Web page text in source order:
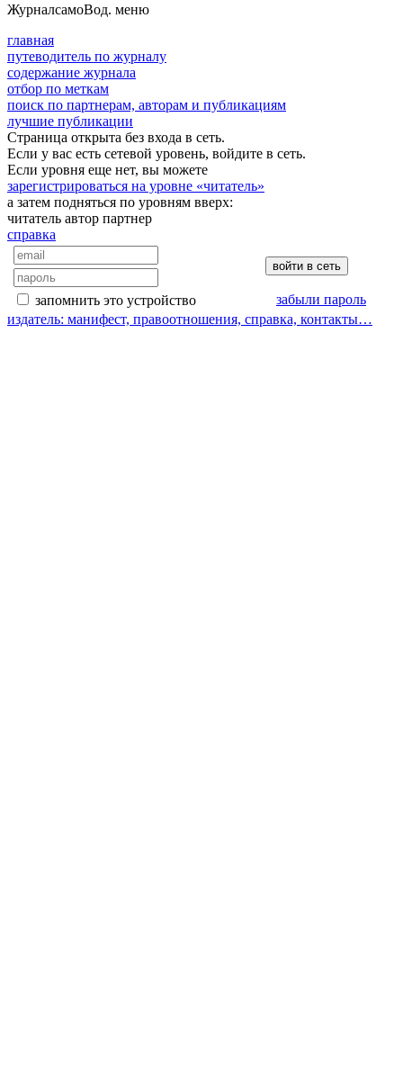
ЖурналсамоВод. меню
главная
путеводитель по журналу
содержание журнала
отбор по меткам
поиск по партнерам, авторам и публикациям
лучшие публикации
Страница открыта без входа в сеть.
Если у вас есть сетевой уровень, войдите в сеть.
Если уровня еще нет, вы можете
зарегистрироваться на уровне «читатель»
а затем подняться по уровням вверх:
читатель автор партнер
справка
запомнить это устройство
забыли пароль
издатель: манифест, правоотношения, справка, контакты…